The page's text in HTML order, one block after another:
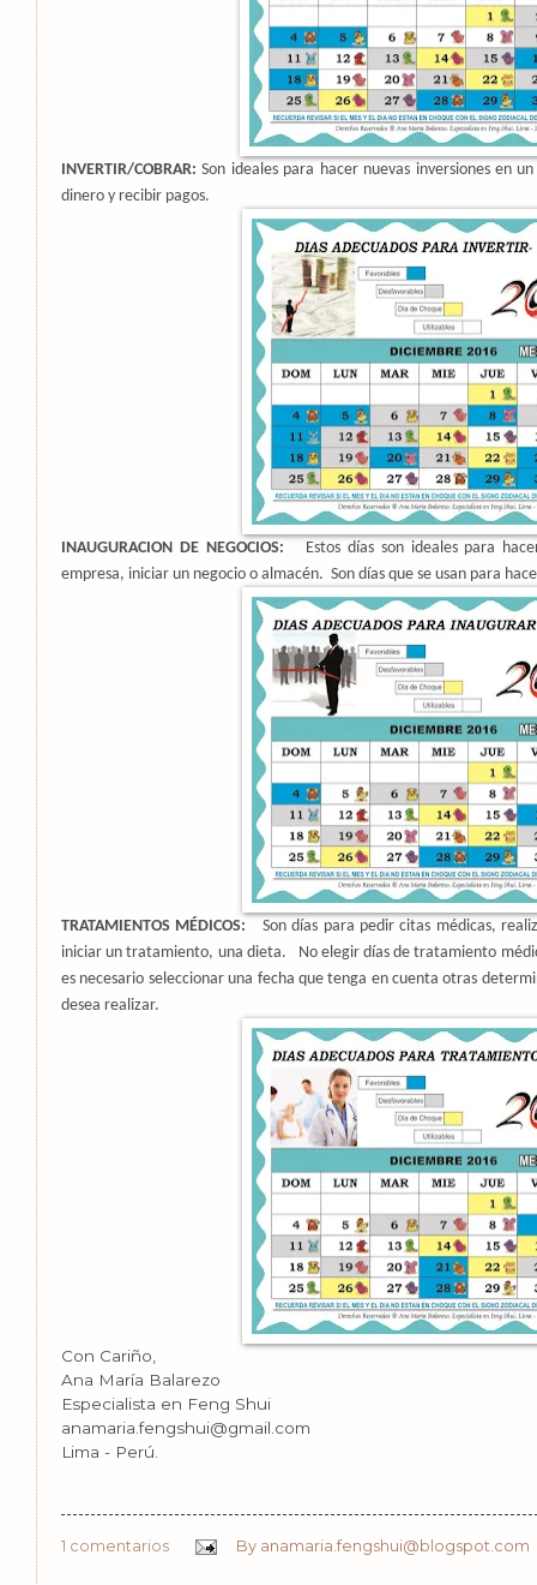
INVERTIR/COBRAR: Son ideales para hacer nuevas inversiones en
dinero y recibir pagos.
INAUGURACION DE NEGOCIOS:
Estos días son ideales para
empresa, iniciar un negocio o almacén. Son días que se usan para
TRATAMIENTOS MÉDICOS:
Son días para pedir citas médicas,
iniciar un tratamiento, una dieta.
No elegir días de tratamiento
es necesario seleccionar una fecha que tenga en cuenta otras
desea realizar.
Con Cariño,
Ana María Balarezo
Especialista en Feng Shui
anamaria.fengshui@gmail.com
Lima - Perú.
1 comentarios By anamaria.fengshui@blogspot.com